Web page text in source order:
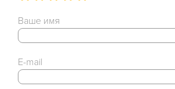
Ваше имя
E-mail